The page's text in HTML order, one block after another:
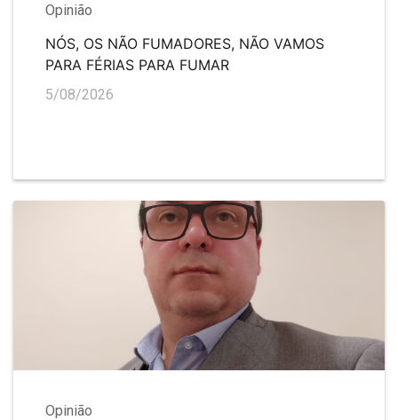
Opinião
NÓS, OS NÃO FUMADORES, NÃO VAMOS
PARA FÉRIAS PARA FUMAR
5/08/2026
Opinião